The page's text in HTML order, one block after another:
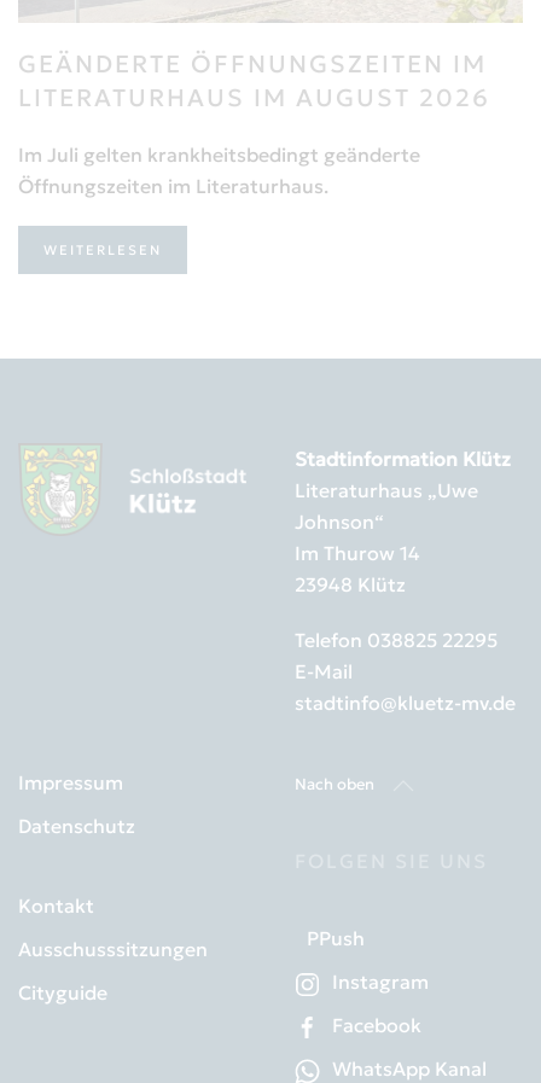
GEÄNDERTE ÖFFNUNGSZEITEN IM
LITERATURHAUS IM AUGUST 2026
Im Juli gelten krankheitsbedingt geänderte
Öffnungszeiten im Literaturhaus.
WEITERLESEN
Stadtinformation Klütz
Literaturhaus „Uwe
Johnson“
Im Thurow 14
23948 Klütz
Telefon 038825 22295
E-Mail
stadtinfo@kluetz-mv.de
Impressum
Datenschutz
Kontakt
Ausschusssitzungen
Cityguide
Nach oben
PPush
Instagram
Facebook
WhatsApp Kanal